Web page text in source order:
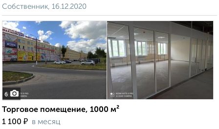
Собственник, 16.12.2020
6
Торговое помещение, 1000 м²
1 100 ₽ в месяц